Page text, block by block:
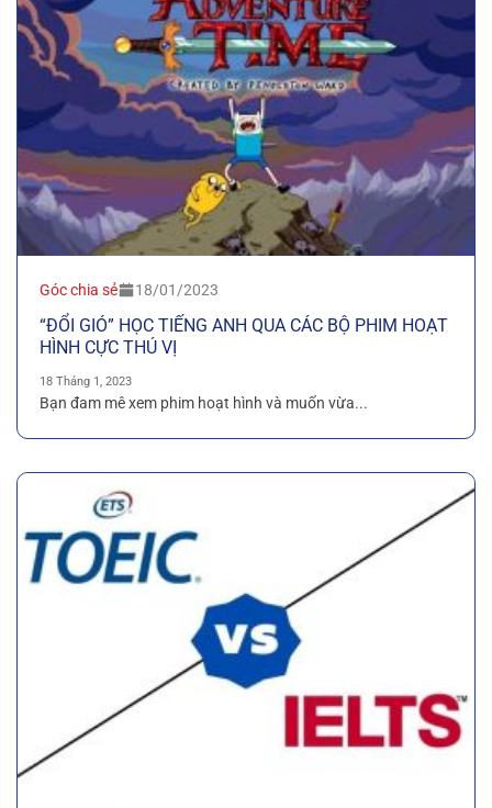
Góc chia sẻ 18/01/2023
“ĐỔI GIÓ” HỌC TIẾNG ANH QUA CÁC BỘ PHIM HOẠT
HÌNH CỰC THÚ VỊ
18 Tháng 1, 2023
Bạn đam mê xem phim hoạt hình và muốn vừa...